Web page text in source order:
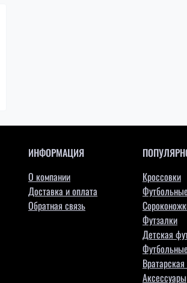
ИНФОРМАЦИЯ
О компании
Доставка и оплата
Обратная связь
Кроссовки
Футзалки
Детская
Аксессуары